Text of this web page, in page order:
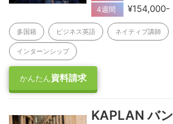
4週間 ¥154,000-
多国籍 ビジネス英語 ネイティブ講師
インターンシップ
かんたん資料請求
KAPLAN バ